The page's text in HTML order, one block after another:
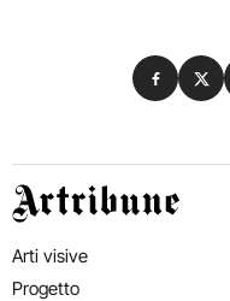
Condividi
Artribune
Arti visive
Progetto